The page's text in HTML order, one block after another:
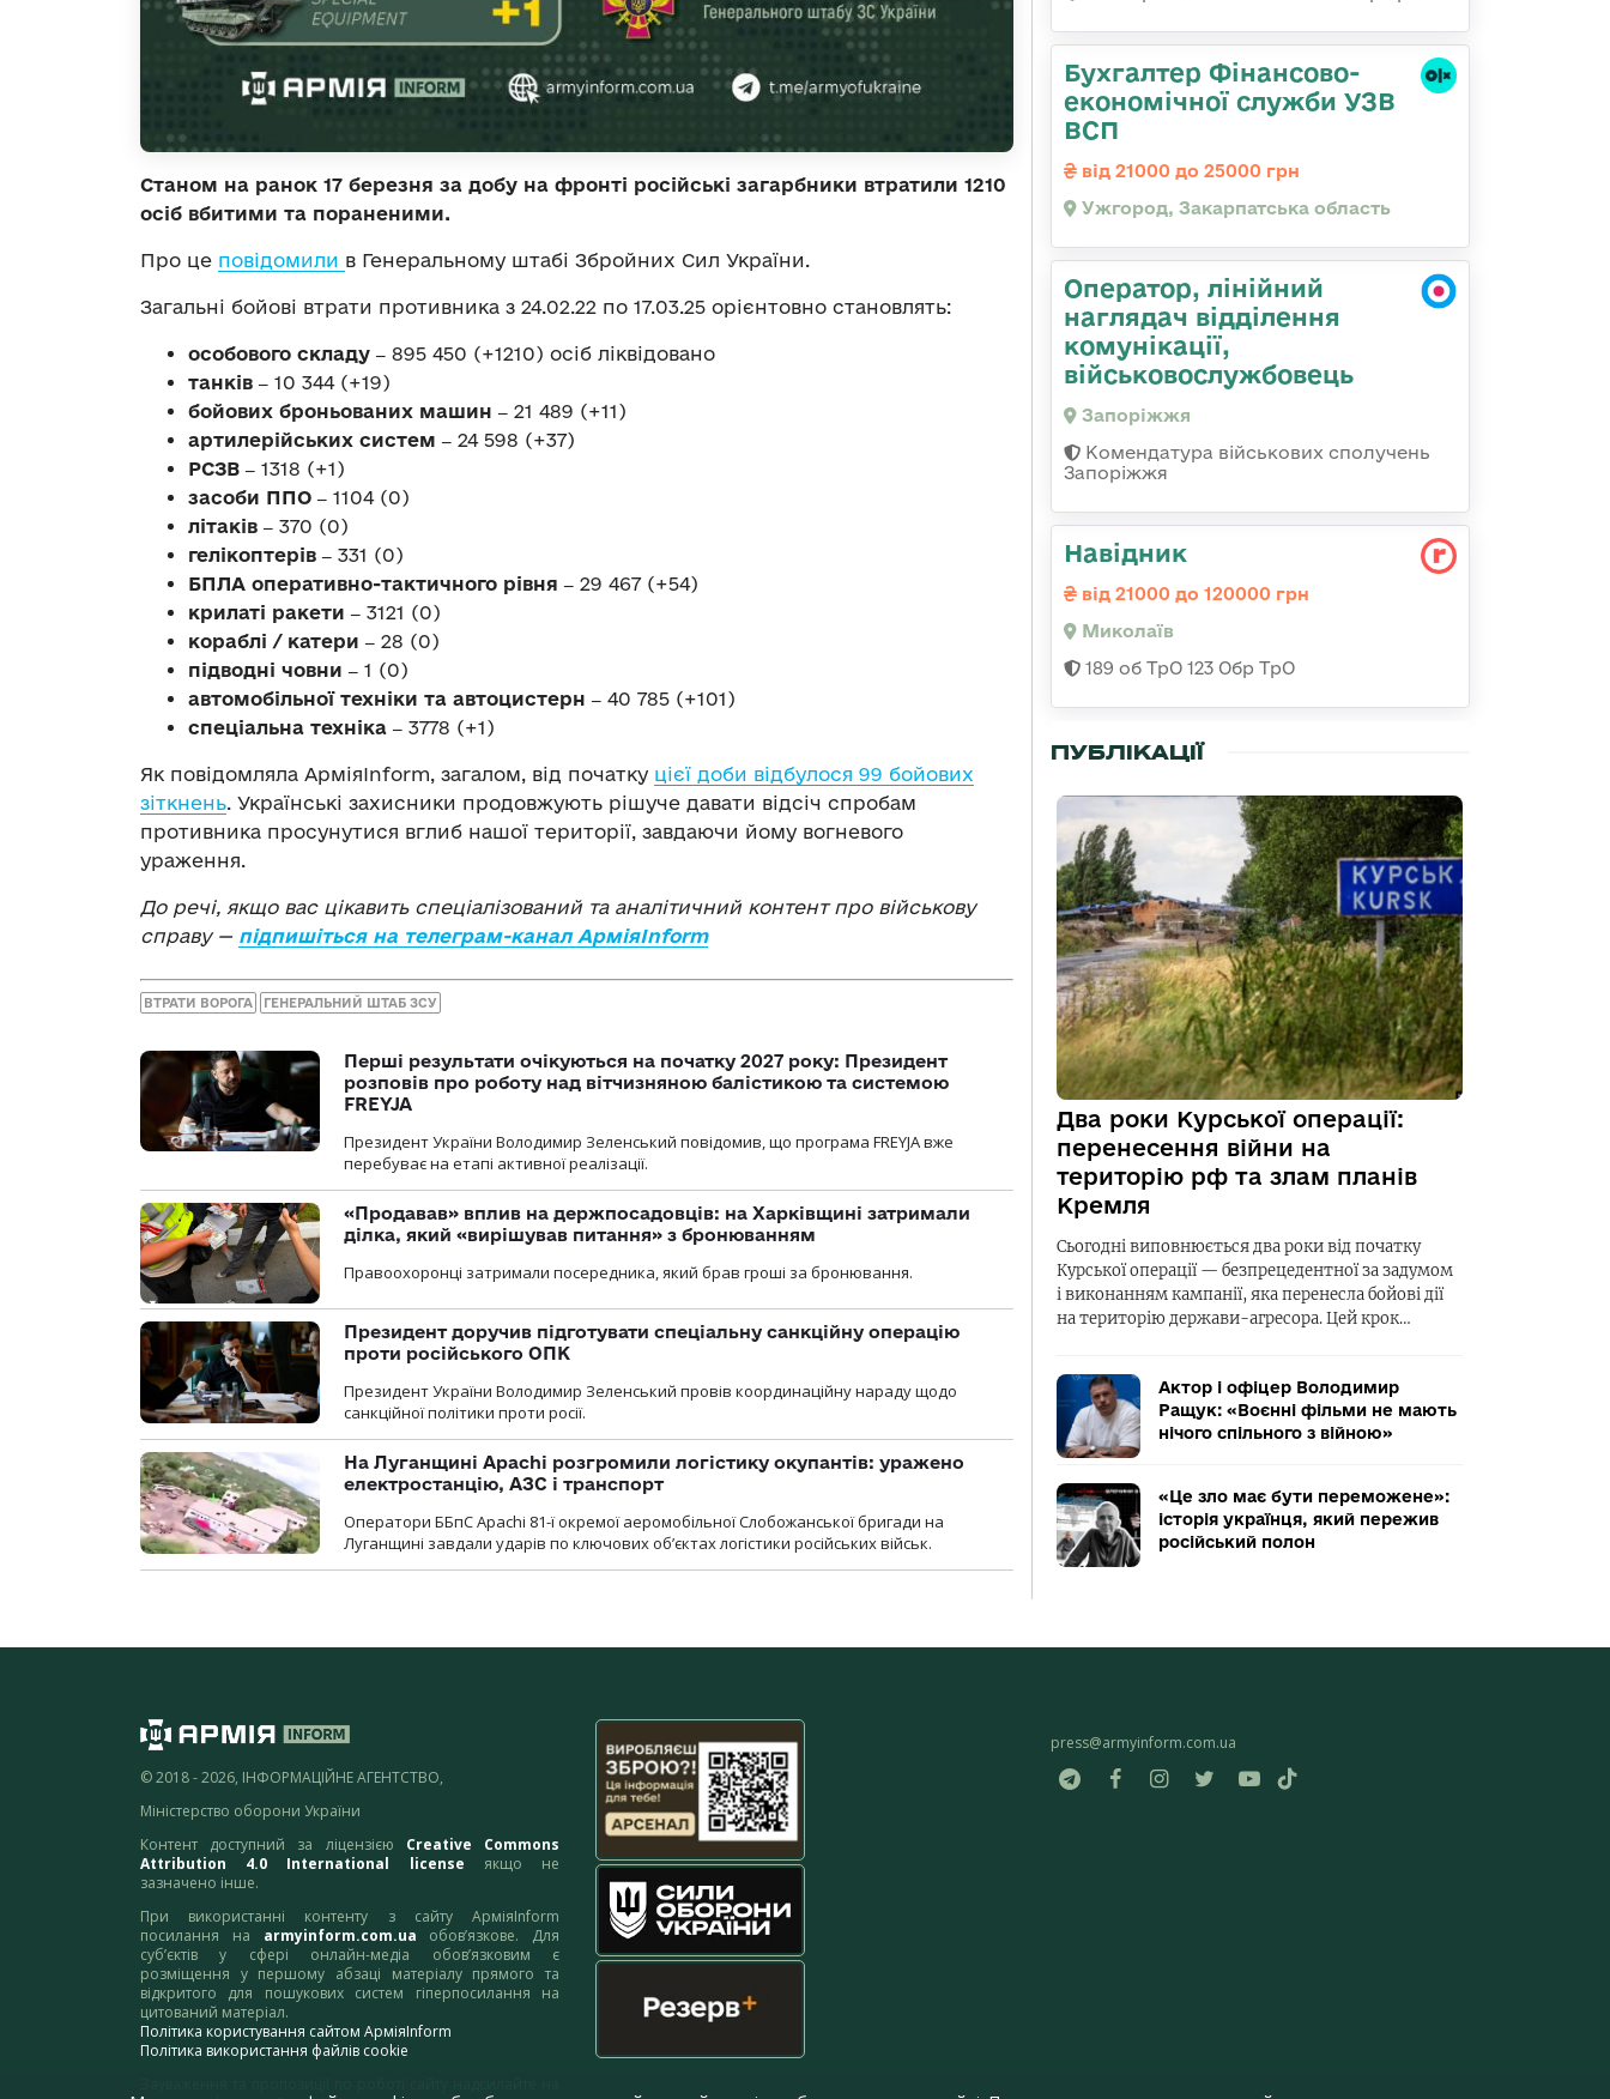
Станом на ранок 17 березня за добу на фронті російські загарбники втратили 1210
осіб вбитими та пораненими.
Про це повідомили в Генеральному штабі Збройних Сил України.
Загальні бойові втрати противника з 24.02.22 по 17.03.25 орієнтовно становлять:
особового складу ‒ 895 450 (+1210) осіб ліквідовано
танків ‒ 10 344 (+19)
бойових броньованих машин ‒ 21 489 (+11)
артилерійських систем ‒ 24 598 (+37)
РСЗВ ‒ 1318 (+1)
засоби ППО ‒ 1104 (0)
літаків ‒ 370 (0)
гелікоптерів ‒ 331 (0)
БПЛА оперативно-тактичного рівня ‒ 29 467 (+54)
крилаті ракети ‒ 3121 (0)
кораблі / катери ‒ 28 (0)
підводні човни ‒ 1 (0)
автомобільної техніки та автоцистерн ‒ 40 785 (+101)
спеціальна техніка ‒ 3778 (+1)
Як повідомляла АрміяInform, загалом, від початку цієї доби відбулося 99 бойових
зіткнень. Українські захисники продовжують рішуче давати відсіч спробам
противника просунутися вглиб нашої території, завдаючи йому вогневого
ураження.
До речі, якщо вас цікавить спеціалізований та аналітичний контент про військову
справу — підпишіться на телеграм-канал АрміяInform
ВТРАТИ ВОРОГА ГЕНЕРАЛЬНИЙ ШТАБ ЗСУ
Перші результати очікуються на початку 2027 року: Президент
розповів про роботу над вітчизняною балістикою та системою
FREYJA
Президент України Володимир Зеленський повідомив, що програма FREYJA вже
перебуває на етапі активної реалізації.
«Продавав» вплив на держпосадовців: на Харківщині затримали
ділка, який «вирішував питання» з бронюванням
Правоохоронці затримали посередника, який брав гроші за бронювання.
Президент доручив підготувати спеціальну санкційну операцію
проти російського ОПК
Президент України Володимир Зеленський провів координаційну нараду щодо
санкційної політики проти росії.
На Луганщині Apachi розгромили логістику окупантів: уражено
електростанцію, АЗС і транспорт
Оператори ББпС Apachi 81-ї окремої аеромобільної Слобожанської бригади на
Луганщині завдали ударів по ключових об’єктах логістики російських військ.
Бухгалтер Фінансово-
економічної служби УЗВ
ВСП
від 21000 до 25000 грн
Ужгород, Закарпатська область
Оператор, лінійний
наглядач відділення
комунікації,
військовослужбовець
Запоріжжя
Комендатура військових сполучень
Запоріжжя
Навідник
від 21000 до 120000 грн
Миколаїв
189 об ТрО 123 Обр ТрО
ПУБЛІКАЦІЇ
Два роки Курської операції:
перенесення війни на
територію рф та злам планів
Кремля
Сьогодні виповнюється два роки від початку
Курської операції — безпрецедентної за задумом
і виконанням кампанії, яка перенесла бойові дії
на територію держави-агресора. Цей крок…
Актор і офіцер Володимир
Ращук: «Воєнні фільми не мають
нічого спільного з війною»
«Це зло має бути переможене»:
історія українця, який пережив
російський полон
© 2018 - 2026, ІНФОРМАЦІЙНЕ АГЕНТСТВО,
Міністерство оборони України
Контент доступний за ліцензією Creative Commons
Attribution 4.0 International license якщо не
зазначено інше.
При використанні контенту з сайту АрміяInform
посилання на armyinform.com.ua обов’язкове. Для
суб’єктів у сфері онлайн-медіа обов’язковим є
розміщення у першому абзаці матеріалу прямого та
відкритого для пошукових систем гіперпосилання на
цитований матеріал.
Політика користування сайтом АрміяInform
Політика використання файлів cookie
press@armyinform.com.ua